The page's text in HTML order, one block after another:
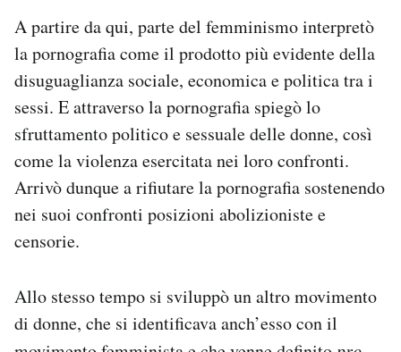
A partire da qui, parte del femminismo interpretò
la pornografia come il prodotto più evidente della
disuguaglianza sociale, economica e politica tra i
sessi. E attraverso la pornografia spiegò lo
sfruttamento politico e sessuale delle donne, così
come la violenza esercitata nei loro confronti.
Arrivò dunque a rifiutare la pornografia sostenendo
nei suoi confronti posizioni abolizioniste e
censorie.
Allo stesso tempo si sviluppò un altro movimento
di donne, che si identificava anch’esso con il